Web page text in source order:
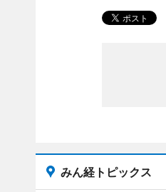
みん経トピックス